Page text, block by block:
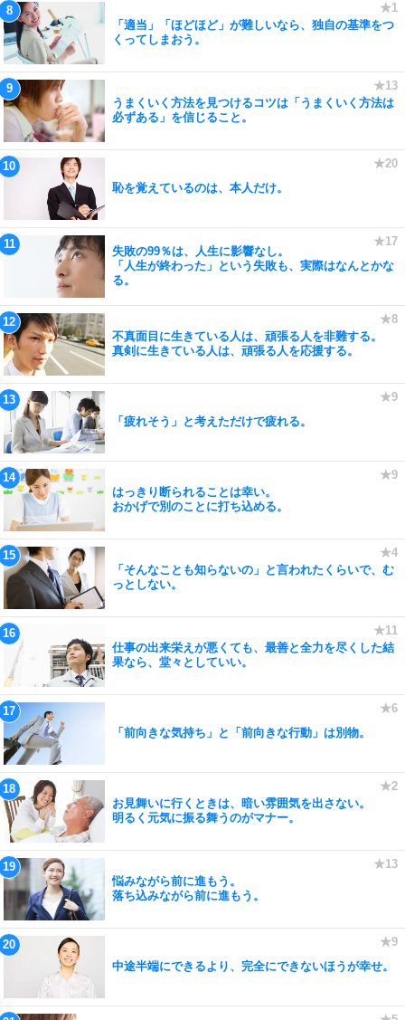
「適当」「ほどほど」が難しいなら、独自の基準をつ
くってしまおう。
うまくいく方法を見つけるコツは「うまくいく方法は
必ずある」を信じること。
恥を覚えているのは、本人だけ。
失敗の99％は、人生に影響なし。
「人生が終わった」という失敗も、実際はなんとかな
る。
不真面目に生きている人は、頑張る人を非難する。
真剣に生きている人は、頑張る人を応援する。
「疲れそう」と考えただけで疲れる。
はっきり断られることは幸い。
おかげで別のことに打ち込める。
「そんなことも知らないの」と言われたくらいで、む
っとしない。
仕事の出来栄えが悪くても、最善と全力を尽くした結
果なら、堂々としていい。
「前向きな気持ち」と「前向きな行動」は別物。
お見舞いに行くときは、暗い雰囲気を出さない。
明るく元気に振る舞うのがマナー。
悩みながら前に進もう。
落ち込みながら前に進もう。
中途半端にできるより、完全にできないほうが幸せ。